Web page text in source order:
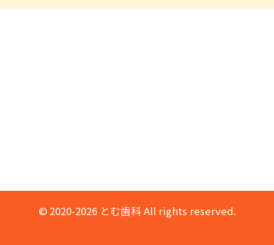
© 2020-2026 とむ歯科 All rights reserved.